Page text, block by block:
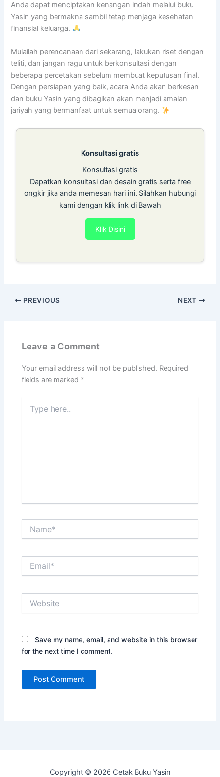
Anda dapat menciptakan kenangan indah melalui buku
Yasin yang bermakna sambil tetap menjaga kesehatan
finansial keluarga.
Mulailah perencanaan dari sekarang, lakukan riset dengan
teliti, dan jangan ragu untuk berkonsultasi dengan
beberapa percetakan sebelum membuat keputusan final.
Dengan persiapan yang baik, acara Anda akan berkesan
dan buku Yasin yang dibagikan akan menjadi amalan
jariyah yang bermanfaat untuk semua orang.
Konsultasi gratis
Konsultasi gratis
Dapatkan konsultasi dan desain gratis serta free
ongkir jika anda memesan hari ini. Silahkan hubungi
kami dengan klik link di Bawah
Klik Disini
PREVIOUS NEXT
Leave a Comment
Your email address will not be published. Required
fields are marked *
here..
Save my name, email, and website in this browser
for the next time I comment.
Copyright © 2026 Cetak Buku Yasin